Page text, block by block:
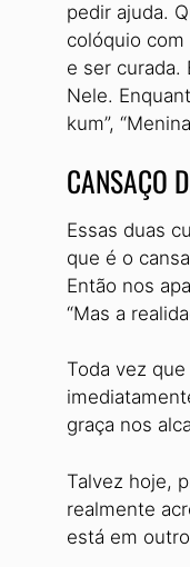
pedir ajuda.
colóquio
e ser curada.
Nele.
kum”,
CANSAÇO
Essas duas
que é o
Então nos
“Mas a
Toda vez
graça nos
Talvez hoje,
realmente
está em